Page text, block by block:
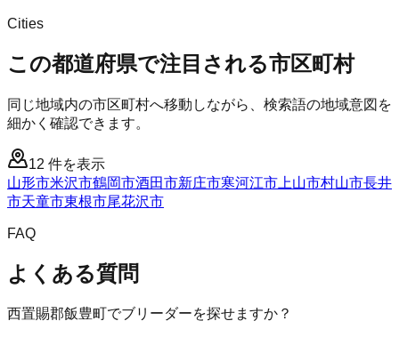
Cities
この都道府県で注目される市区町村
同じ地域内の市区町村へ移動しながら、検索語の地域意図を
細かく確認できます。
12 件を表示
山形市米沢市鶴岡市酒田市新庄市寒河江市 上山市村山市長井
市天童市東根市尾花沢市
FAQ
よくある質問
西置賜郡飯豊町でブリーダーを探せますか？